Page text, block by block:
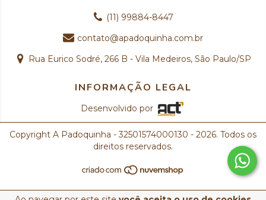
(11) 99884-8447
contato@apadoquinha.com.br
Rua Eurico Sodré, 266 B - Vila Medeiros, São Paulo/SP
INFORMAÇÃO LEGAL
Desenvolvido por
Copyright A Padoquinha - 32501574000130 - 2026. Todos os
direitos reservados.